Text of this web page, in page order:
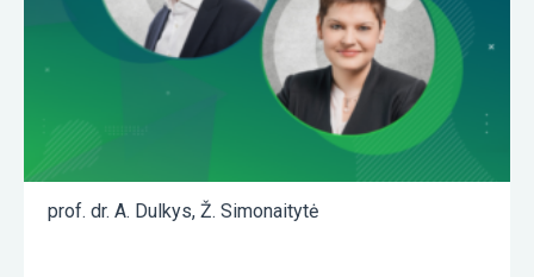
prof. dr. A. Dulkys, Ž. Simonaitytė